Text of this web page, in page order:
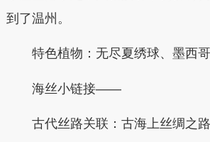
到了温州。
特色植物：无尽夏绣球、墨西哥
海丝小链接——
古代丝路关联：古海上丝绸之路